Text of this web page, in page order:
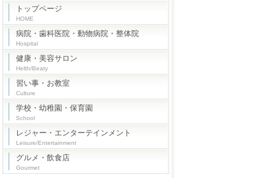
トップページ
HOME
病院・歯科医院・動物病院・整体院
Hospital
健康・美容サロン
Helth/Beaty
習い事・お教室
Culture
学校・幼稚園・保育園
School
レジャー・エンターテインメント
Leisure/Entertainment
グルメ・飲食店
Gourmet